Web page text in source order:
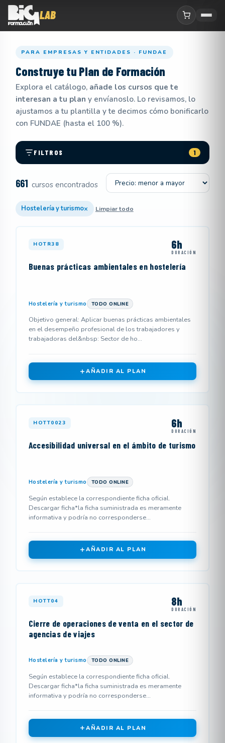
PARA EMPRESAS Y ENTIDADES · FUNDAE
Construye tu Plan de Formación
Explora el catálogo, añade los cursos que te
interesan a tu plan y envíanoslo. Lo revisamos, lo
ajustamos a tu plantilla y te decimos cómo bonificarlo
con FUNDAE (hasta el 100 %).
FILTROS 1
661 cursos encontrados
Ordenar por
Hostelería y turismo× Limpiar todo
HOTR38 6h
DURACIÓN
Buenas prácticas ambientales en hostelería
Hostelería y turismo TODO ONLINE
Objetivo general: Aplicar buenas prácticas ambientales
en el desempeño profesional de los trabajadores y
trabajadoras del&nbsp: Sector de ho...
AÑADIR AL PLAN
HOTT0023 6h
DURACIÓN
Accesibilidad universal en el ámbito de turismo
Hostelería y turismo TODO ONLINE
Según establece la correspondiente ficha oficial.
Descargar ficha*la ficha suministrada es meramente
informativa y podría no corresponderse...
AÑADIR AL PLAN
HOTT04 8h
DURACIÓN
Cierre de operaciones de venta en el sector de
agencias de viajes
Hostelería y turismo TODO ONLINE
Según establece la correspondiente ficha oficial.
Descargar ficha*la ficha suministrada es meramente
informativa y podría no corresponderse...
AÑADIR AL PLAN